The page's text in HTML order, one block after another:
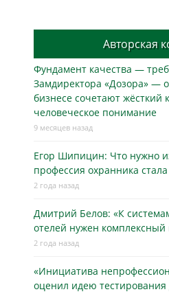
Авторская
Фундамент качества —
Замдиректора «Дозора» —
бизнесe сочетают жёсткий
человеческое понимание
9 месяцев назад
Егор Шипицин: Что нужно
профессия охранника
2 года назад
Дмитрий Белов: «К
отелей нужен комплексный
2 года назад
«Инициатива
оценил идею тестирования